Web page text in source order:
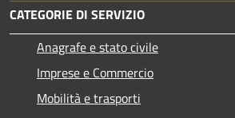
CATEGORIE DI SERVIZIO
Anagrafe e stato civile
Imprese e Commercio
Mobilità e trasporti